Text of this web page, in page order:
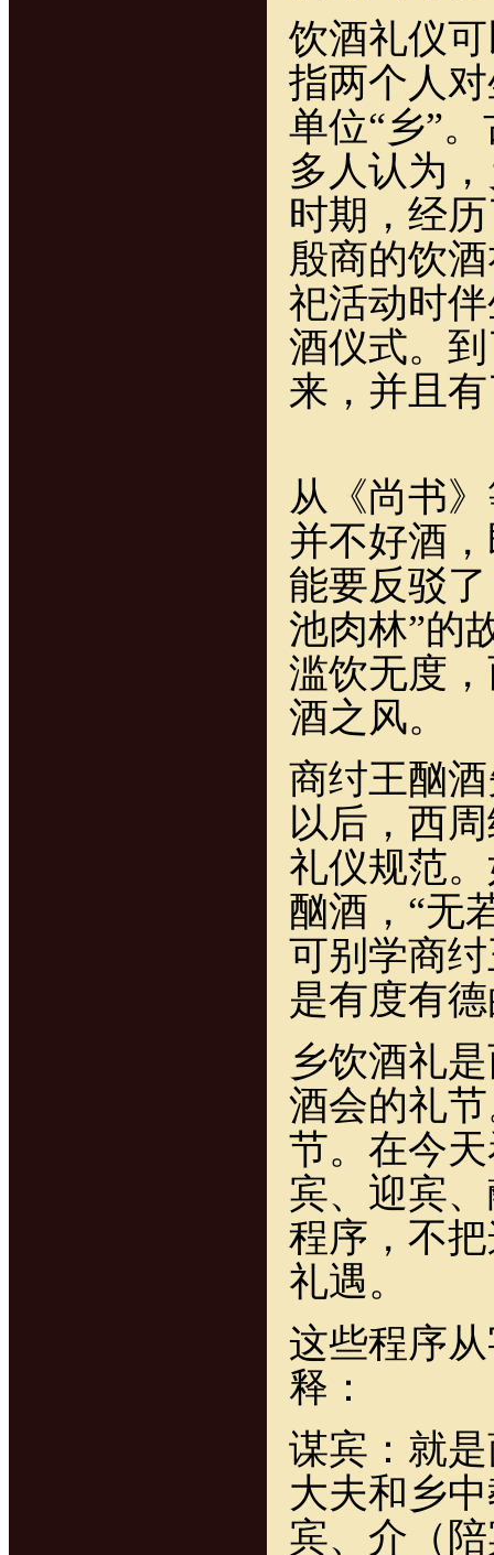
饮酒礼仪
指两个人
单位“乡”
多人认为
时期，经
殷商的饮
祀活动时
酒仪式。
来，并且
从《尚书
并不好酒
能要反驳
池肉林”的
滥饮无度
酒之风。
商纣王酗
以后，西
礼仪规范
酗酒，“无
可别学商
是有度有
乡饮酒礼
酒会的礼
节。在今
宾、迎宾
程序，不
礼遇。
这些程序
释：
谋宾：就
大夫和乡
宾、介（